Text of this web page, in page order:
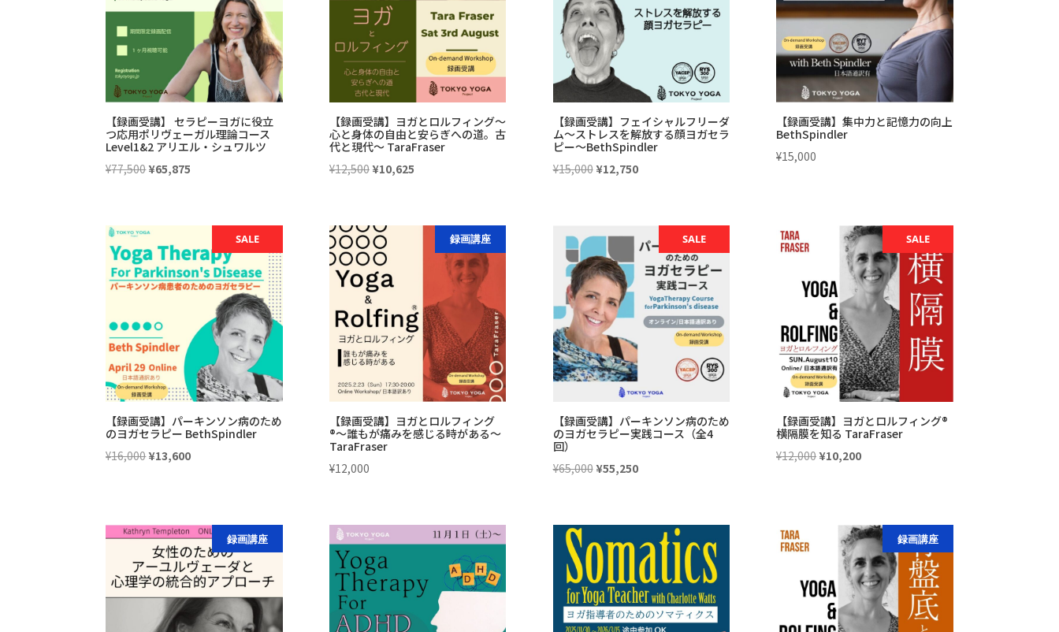
し
た。
す。
し
た。
で
す。
【録画受講】 セラピーヨガに役立
つ応用ポリヴェーガル理論コース
Level1&2 アリエル・シュワルツ
¥77,500元
格
は
¥77,500
で
た。
¥65,875
価
格
は
¥65,875
す。
【録画受講】ヨガとロルフィング〜
心と身体の自由と安らぎへの道。古
代と現代〜 TaraFraser
¥12,500 元
格
は
¥12,500
で
し
た。
¥10,625現
価
で
す。
【録画受講】フェイシャルフリーダ
ム〜ストレスを解放する顔ヨガセラ
ピー〜BethSpindler
¥15,000 元
¥15,000
で
し
た。
¥12,750現
格
は
¥12,750
で
す。
【録画受講】集中力と記憶力の向上
BethSpindler
¥15,000
SALE
【録画受講】パーキンソン病のため
のヨガセラピー BethSpindler
¥16,000元
は
¥16,000
で
し
た。
¥13,600現
格
は
¥13,600
で
す。
録画講座
【録画受講】ヨガとロルフィング
®〜誰もが痛みを感じる時がある〜
TaraFraser
¥12,000
SALE
【録画受講】パーキンソン病のため
のヨガセラピー実践コース（全4
回）
¥65,000 元
格
は
¥65,000
で
し
¥55,250現
価
格
は
¥55,250
で
SALE
【録画受講】ヨガとロルフィング®
横隔膜を知る TaraFraser
¥12,000 元
¥12,000
で
し
た。
¥10,200現
格
は
¥10,200
で
す。
録画講座 録画講座